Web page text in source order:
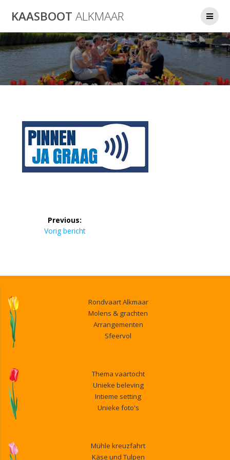
naar
inhoud
KAASBOOT ALKMAAR
Bericht
navigatie
Previous:
Previous
Vorig bericht
Rondvaart Alkmaar
Molens & grachten
Arrangementen
Sfeervol
Thema vaartocht
Unieke beleving
Intieme setting
Unieke foto's
Mühle kreuzfahrt
Käse und Tulpen